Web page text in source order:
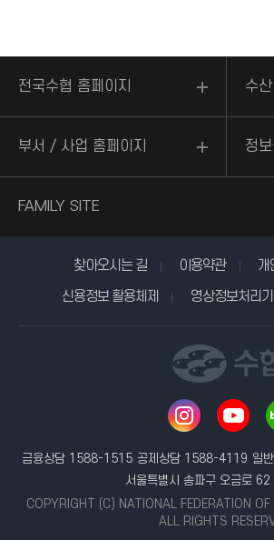
전국수협 홈페이지 수
부서 / 사업 홈페이지 정
FAMILY SITE
찾아오시는 길 이용약관
개
신용정보 활용체제
영상정보처리
금융상담 1588-1515 공제상담 1588-4119 일
서울특별시 송파구 오금로 62
COPYRIGHT (C) NATIONAL FEDERATION
ALL RIGHTS